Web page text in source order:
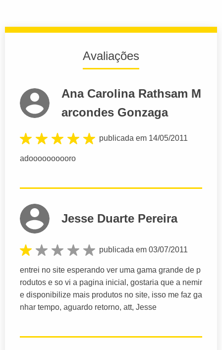
Avaliações
Ana Carolina Rathsam M
arcondes Gonzaga
publicada em 14/05/2011
adoooooooooro
Jesse Duarte Pereira
publicada em 03/07/2011
entrei no site esperando ver uma gama grande de p
rodutos e so vi a pagina inicial, gostaria que a nemir
e disponibilize mais produtos no site, isso me faz ga
nhar tempo, aguardo retorno, att, Jesse